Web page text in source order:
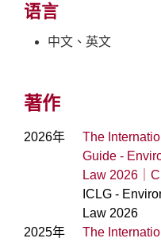
语言
中文、英文
著作
2026年
The
Guide -
Law 2026｜
ICLG -
Law 2026
2025年
The